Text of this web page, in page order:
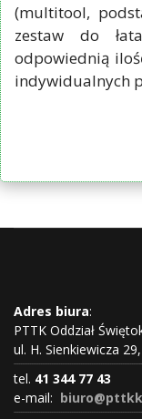
(multitool,
zestaw do
odpowiednią
indywidualnych
Adres biura:
PTTK Oddział
ul. H. Sienkiewicza
tel. 41 344 77 43
e-mail: